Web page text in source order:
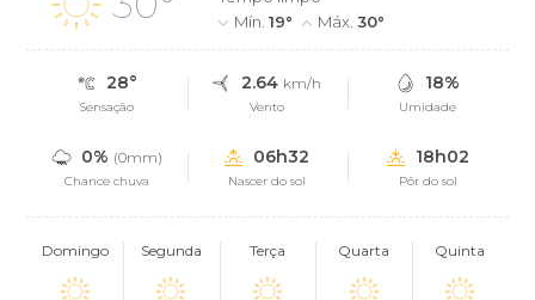
Mín.19° Máx.30°
28°
Sensação
2.64 km/h
Vento
18%
Umidade
0% (0mm)
Chance chuva
06h32
Nascer do sol
18h02
Pôr do sol
Domingo Segunda Terça Quarta Quinta